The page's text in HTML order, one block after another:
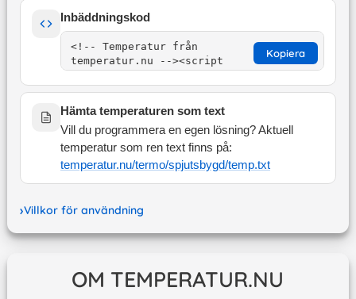
Inbäddningskod
Kopiera
Hämta temperaturen som text
Vill du programmera en egen lösning? Aktuell
temperatur som ren text finns på:
temperatur.nu/termo/spjutsbygd/temp.txt
Villkor för användning
OM TEMPERATUR.NU